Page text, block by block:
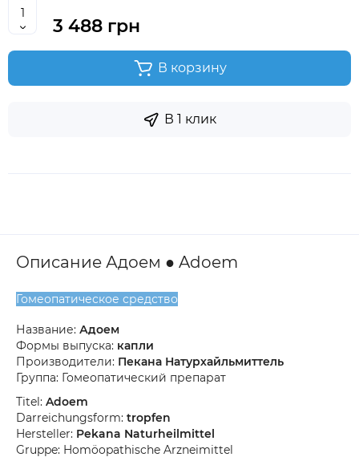
3 488 грн
В корзину
В 1 клик
Описание Адоем ● Adoem
Гомеопатическое средство
Название: Адоем
Формы выпуска: капли
Производители: Пекана Натурхайльмиттель
Группа: Гомеопатический препарат
Titel: Adoem
Darreichungsform: tropfen
Hersteller: Pekana Naturheilmittel
Gruppe: Homöopathische Arzneimittel